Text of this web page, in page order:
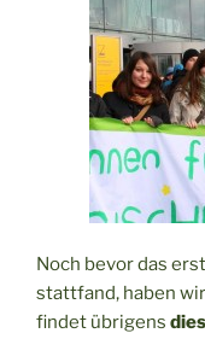
Noch bevor das
stattfand, haben
findet übrigens